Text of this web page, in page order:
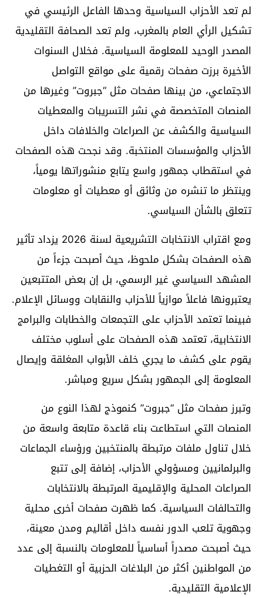
لم تعد الأحزاب السياسية وحدها الفاعل الرئيسي في
تشكيل الرأي العام بالمغرب، ولم تعد الصحافة التقليدية
المصدر الوحيد للمعلومة السياسية. فخلال السنوات
الأخيرة برزت صفحات رقمية على مواقع التواصل
الاجتماعي، من بينها صفحات مثل “جبروت” وغيرها من
المنصات المتخصصة في نشر التسريبات والمعطيات
السياسية والكشف عن الصراعات والخلافات داخل
الأحزاب والمؤسسات المنتخبة. وقد نجحت هذه الصفحات
في استقطاب جمهور واسع يتابع منشوراتها يومياً،
وينتظر ما تنشره من وثائق أو معطيات أو معلومات
تتعلق بالشأن السياسي.
ومع اقتراب الانتخابات التشريعية لسنة 2026 يزداد تأثير
هذه الصفحات بشكل ملحوظ، حيث أصبحت جزءاً من
المشهد السياسي غير الرسمي، بل إن بعض المتتبعين
يعتبرونها فاعلاً موازياً للأحزاب والنقابات ووسائل الإعلام.
فبينما تعتمد الأحزاب على التجمعات والخطابات والبرامج
الانتخابية، تعتمد هذه الصفحات على أسلوب مختلف
يقوم على كشف ما يجري خلف الأبواب المغلقة وإيصال
المعلومة إلى الجمهور بشكل سريع ومباشر.
وتبرز صفحات مثل “جبروت” كنموذج لهذا النوع من
المنصات التي استطاعت بناء قاعدة متابعة واسعة من
خلال تناول ملفات مرتبطة بالمنتخبين ورؤساء الجماعات
والبرلمانيين ومسؤولي الأحزاب، إضافة إلى تتبع
الصراعات المحلية والإقليمية المرتبطة بالانتخابات
والتحالفات السياسية. كما ظهرت صفحات أخرى محلية
وجهوية تلعب الدور نفسه داخل أقاليم ومدن معينة،
حيث أصبحت مصدراً أساسياً للمعلومات بالنسبة إلى عدد
من المواطنين أكثر من البلاغات الحزبية أو التغطيات
الإعلامية التقليدية.